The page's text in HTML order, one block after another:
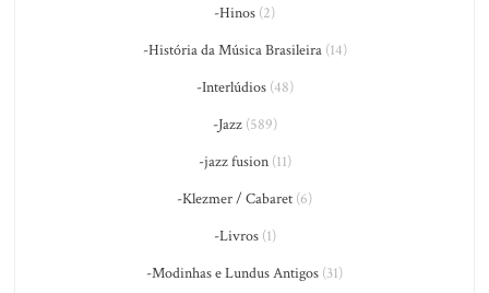
-Hinos (2)
-História da Música Brasileira(14)
-Interlúdios(48)
-Jazz(589)
-jazz fusion(11)
-Klezmer / Cabaret (6)
-Livros(1)
-Modinhas e Lundus Antigos (31)